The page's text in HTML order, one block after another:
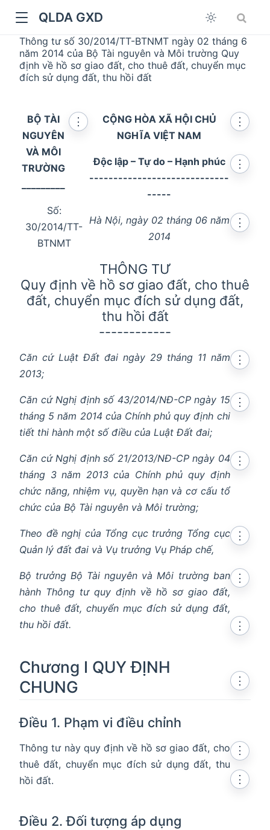
QLDA GXD
new window
Thông tư số 30/2014/TT-BTNMT ngày 02 tháng 6
năm 2014 của Bộ Tài nguyên và Môi trường Quy
định về hồ sơ giao đất, cho thuê đất, chuyển mục
đích sử dụng đất, thu hồi đất
BỘ TÀI
NGUYÊN
VÀ MÔI
TRƯỜNG
⋮
Số:
30/2014/TT-
BTNMT
CỘNG HÒA XÃ HỘI CHỦ
NGHĨA VIỆT NAM
⋮
Độc lập – Tự do – Hạnh phúc
-----------------------------
-----
⋮
Hà Nội, ngày 02 tháng 06 năm
2014
⋮
THÔNG TƯ
Quy định về hồ sơ giao đất, cho thuê
đất, chuyển mục đích sử dụng đất,
thu hồi đất
------------
Căn cứ Luật Đất đai ngày 29 tháng 11 năm
2013;
⋮
Căn cứ Nghị định số 43/2014/NĐ-CP ngày 15
tháng 5 năm 2014 của Chính phủ quy định chi
tiết thi hành một số điều của Luật Đất đai;
⋮
Căn cứ Nghị định số 21/2013/NĐ-CP ngày 04
tháng 3 năm 2013 của Chính phủ quy định
chức năng, nhiệm vụ, quyền hạn và cơ cấu tổ
chức của Bộ Tài nguyên và Môi trường;
⋮
Theo đề nghị của Tổng cục trưởng Tổng cục
Quản lý đất đai và Vụ trưởng Vụ Pháp chế,
⋮
Bộ trưởng Bộ Tài nguyên và Môi trường ban
hành Thông tư quy định về hồ sơ giao đất,
cho thuê đất, chuyển mục đích sử dụng đất,
thu hồi đất.
⋮
Chương I QUY ĐỊNH
CHUNG
⋮
Điều 1. Phạm vi điều chỉnh
⋮
Thông tư này quy định về hồ sơ giao đất, cho
thuê đất, chuyển mục đích sử dụng đất, thu
hồi đất.
⋮
Điều 2. Đối tượng áp dụng
⋮